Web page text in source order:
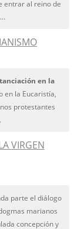
entrar al reino de
en la
en la Eucaristía,
protestantes
VIRGEN
parte el diálogo
marianos
concepción y